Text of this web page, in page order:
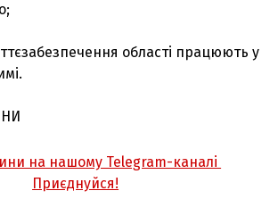
області працюють у
на нашому Telegram-каналі
Приєднуйся!